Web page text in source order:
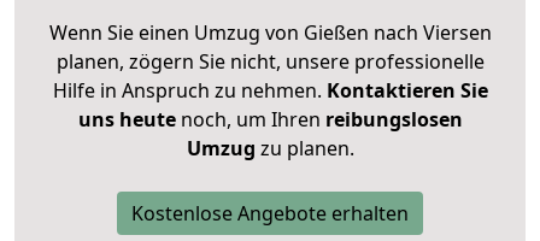
Wenn Sie einen Umzug von Gießen nach Viersen
planen, zögern Sie nicht, unsere professionelle
Hilfe in Anspruch zu nehmen. Kontaktieren Sie
uns heutenoch, um Ihren reibungslosen
Umzug zu planen.
Kostenlose Angebote erhalten